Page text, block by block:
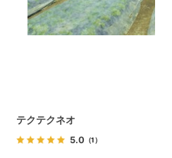
テクテクネオ
5.0 （1）